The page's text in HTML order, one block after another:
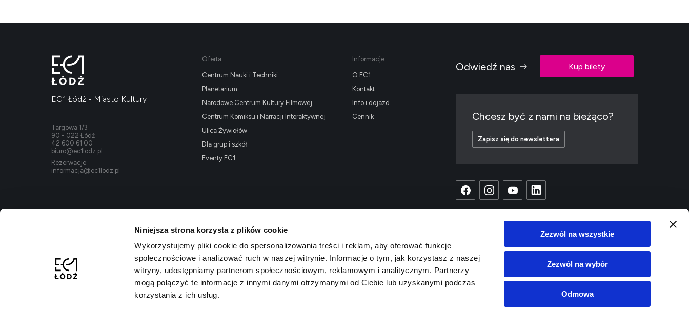
Niniejsza strona korzysta z plików cookie
Wykorzystujemy pliki cookie do spersonalizowania treści i reklam, aby oferować funkcje
społecznościowe i analizować ruch w naszej witrynie. Informacje o tym, jak korzystasz z naszej
witryny, udostępniamy partnerom społecznościowym, reklamowym i analitycznym. Partnerzy
mogą połączyć te informacje z innymi danymi otrzymanymi od Ciebie lub uzyskanymi podczas
korzystania z ich usług.
Zezwól na wszystkie
Zezwól na wybór
Odmowa
EC1 Łódź - Miasto Kultury
Targowa 1/3
90 - 022 Łódź
42 600 61 00
biuro@ec1lodz.pl
Rezerwacje:
informacja@ec1lodz.pl
Oferta
Centrum Nauki i Techniki
Planetarium
Narodowe Centrum Kultury Filmowej
Centrum Komiksu i Narracji Interaktywnej
Ulica Żywiołów
Dla grup i szkół
Eventy EC1
Informacje
O EC1
Kontakt
Info i dojazd
Cennik
Odwiedź nas Kup bilety
Chcesz być z nami na bieżąco?
Zapisz się do newslettera
Copyright © 2023 EC1 Projekt i wykonanie: White Tiger